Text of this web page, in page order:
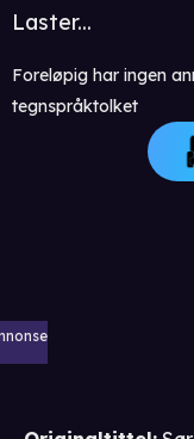
Laster...
Foreløpig har ingen
tegnspråktolket